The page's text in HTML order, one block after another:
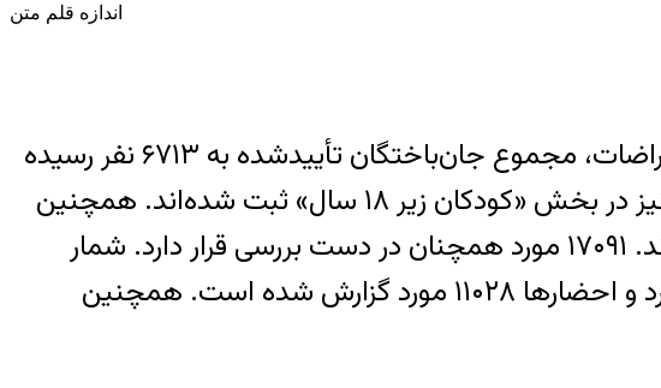
اندازه قلم متن
– بر اساس تازه‌ترین داده‌های تجمیعی هرانا در روز سی‌وپنجم از آغاز اعتراضات، مجموع جان‌باختگان تأییدشده به ۶۷۱۳ نفر رسیده
است. بر پایه این آمار، ۶۳۰۵ نفر از جان‌باختگان «معترضان» گزارش شده‌اند و ۱۳۷ نفر نیز در بخش «کودکان زیر ۱۸ سال» ثبت شده‌اند. همچنین
۲۱۴ نفر از نیروهای وابسته به حکومت و ۵۷ نفر «غیرنظامی-غیرمعترض» گزارش شده‌اند. ۱۷۰۹۱ مورد همچنان در دست بررسی قرار دارد. شمار
مصدومان غیرنظامی ۱۱۰۲۱ نفر، بازداشت دانشجویان ۸۴ مورد، اعترافات اجباری ۲۹۵ مورد و احضارها ۱۱۰۲۸ مورد گزارش شده است. همچنین